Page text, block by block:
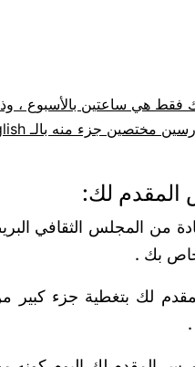
المقدم لك:
من المجلس الثقافي
لك بتغطية جزء كبير من
.